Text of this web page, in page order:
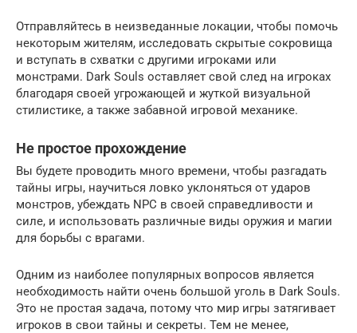
Отправляйтесь в неизведанные локации, чтобы помочь
некоторым жителям, исследовать скрытые сокровища
и вступать в схватки с другими игроками или
монстрами. Dark Souls оставляет свой след на игроках
благодаря своей угрожающей и жуткой визуальной
стилистике, а также забавной игровой механике.
Не простое прохождение
Вы будете проводить много времени, чтобы разгадать
тайны игры, научиться ловко уклоняться от ударов
монстров, убеждать NPC в своей справедливости и
силе, и использовать различные виды оружия и магии
для борьбы с врагами.
Одним из наиболее популярных вопросов является
необходимость найти очень большой уголь в Dark Souls.
Это не простая задача, потому что мир игры затягивает
игроков в свои тайны и секреты. Тем не менее,